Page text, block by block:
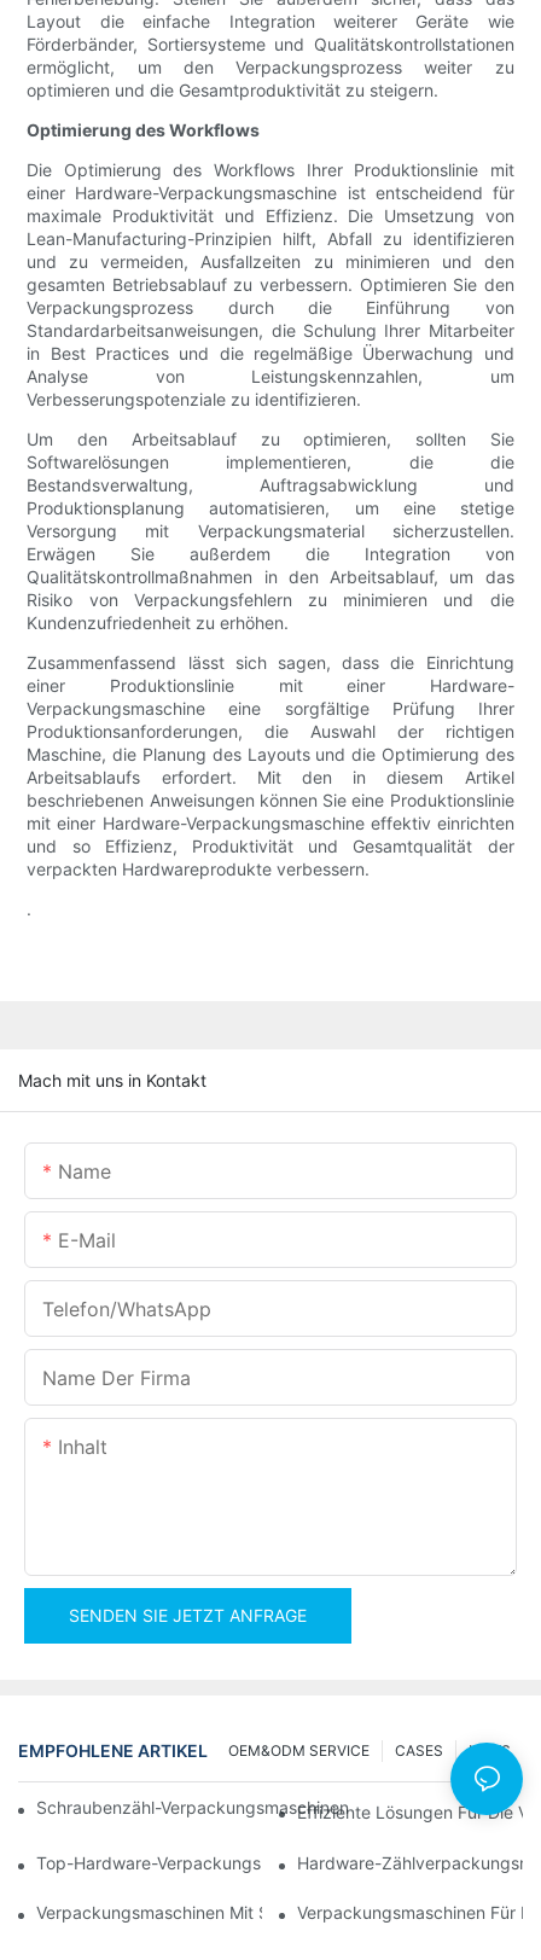
Layout die einfache Integration weiterer Geräte wie
Förderbänder, Sortiersysteme und Qualitätskontrollstationen
ermöglicht, um den Verpackungsprozess weiter zu
optimieren und die Gesamtproduktivität zu steigern.
Optimierung des Workflows
Die Optimierung des Workflows Ihrer Produktionslinie mit
einer Hardware-Verpackungsmaschine ist entscheidend für
maximale Produktivität und Effizienz. Die Umsetzung von
Lean-Manufacturing-Prinzipien hilft, Abfall zu identifizieren
und zu vermeiden, Ausfallzeiten zu minimieren und den
gesamten Betriebsablauf zu verbessern. Optimieren Sie den
Verpackungsprozess durch die Einführung von
Standardarbeitsanweisungen, die Schulung Ihrer Mitarbeiter
in Best Practices und die regelmäßige Überwachung und
Analyse von Leistungskennzahlen, um
Verbesserungspotenziale zu identifizieren.
Um den Arbeitsablauf zu optimieren, sollten Sie
Softwarelösungen implementieren, die die
Bestandsverwaltung, Auftragsabwicklung und
Produktionsplanung automatisieren, um eine stetige
Versorgung mit Verpackungsmaterial sicherzustellen.
Erwägen Sie außerdem die Integration von
Qualitätskontrollmaßnahmen in den Arbeitsablauf, um das
Risiko von Verpackungsfehlern zu minimieren und die
Kundenzufriedenheit zu erhöhen.
Zusammenfassend lässt sich sagen, dass die Einrichtung
einer Produktionslinie mit einer Hardware-
Verpackungsmaschine eine sorgfältige Prüfung Ihrer
Produktionsanforderungen, die Auswahl der richtigen
Maschine, die Planung des Layouts und die Optimierung des
Arbeitsablaufs erfordert. Mit den in diesem Artikel
beschriebenen Anweisungen können Sie eine Produktionslinie
mit einer Hardware-Verpackungsmaschine effektiv einrichten
und so Effizienz, Produktivität und Gesamtqualität der
verpackten Hardwareprodukte verbessern.
.
Mach mit uns in Kontakt
Name
E-Mail
Telefon/WhatsApp
Name Der Firma
Inhalt
SENDEN SIE JETZT ANFRAGE
EMPFOHLENE ARTIKEL NEWS
CASES
OEM&ODM SERVICE
Schraubenzähl-Verpackungsmaschinen Für Zuverlässige Und
Effiziente Lösungen Für Die
Top-Hardware-Verpackungsmaschinen Für Eine Konsistente
Hardware-
Verpackungsmaschinen Mit Schraubenzählfunktion: Das
Verpackungsmaschinen Für